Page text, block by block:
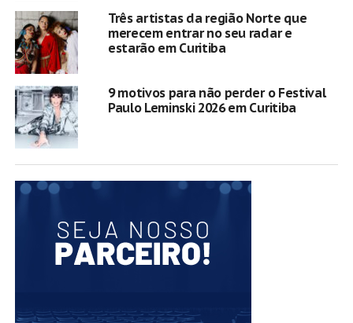
Três artistas da região Norte que
merecem entrar no seu radar e
estarão em Curitiba
9 motivos para não perder o Festival
Paulo Leminski 2026 em Curitiba